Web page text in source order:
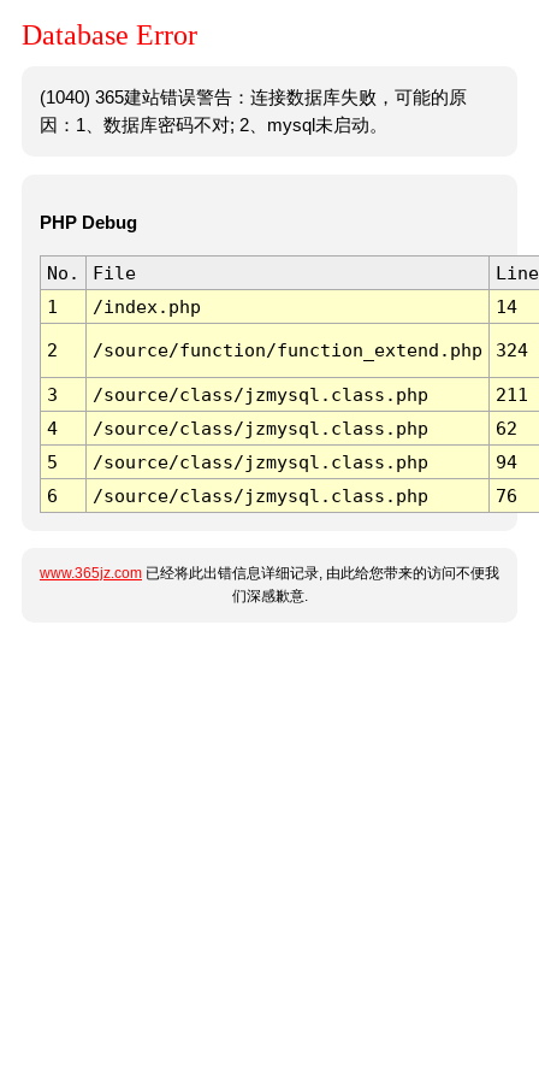
Database Error
(1040) 365建站错误警告：连接数据库失败，可能的原
因：1、数据库密码不对; 2、mysql未启动。
PHP Debug
No. File
Line
1
/index.php 14
2 /source/function/function_extend.php 324
3 /source/class/jzmysql.class.php
211
4
/source/class/jzmysql.class.php
62
5
/source/class/jzmysql.class.php
94
6
/source/class/jzmysql.class.php 76
www.365jz.com 已经将此出错信息详细记录, 由此给您带来的访问不便我
们深感歉意.